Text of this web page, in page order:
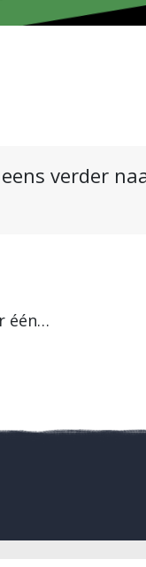
verder
één…